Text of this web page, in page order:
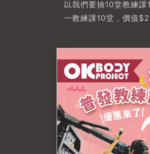
以我們要抽10堂教練
一教練課10堂，價值
IG，若你幸運抽到旦沒
程#左營健身房推薦-🔗
結至APP操作 : OK-
主訓練x場地租借 on
"okbody沒有五萬美金
所以我們要抽10堂教
對一教練課10堂，價值